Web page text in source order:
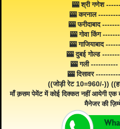
🎰 श्री गणेश
🎰 करनाल
🎰 फरीदाबाद
🎰 गोवा किंग
🎰 गाजियाबाद
🎰 दुबई गोल्ड
🎰 गली
🎰 दिसावर
((जोड़ी रेट 10=960/-))
माँ क़सम पेमेंट में कोई दिक्कत नहीं आयेगी एक
मैनेजर की